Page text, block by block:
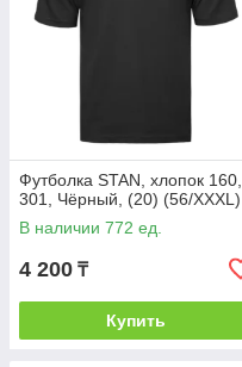
Футболка STAN, хлопок 160,
301, Чёрный, (20) (56/XXXL)
В наличии 772 ед.
4 200 ₸
Купить